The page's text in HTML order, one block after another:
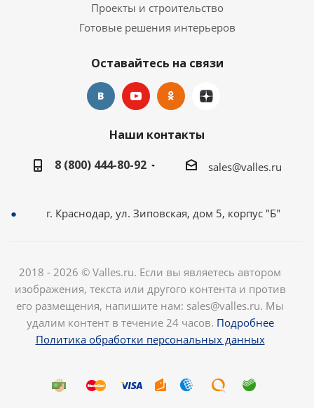
Проекты и строительство
Готовые решения интерьеров
Оставайтесь на связи
Наши контакты
8 (800) 444-80-92
sales@valles.ru
г. Краснодар, ул. Зиповская, дом 5, корпус "Б"
2018 - 2026 © Valles.ru. Если вы являетесь автором
изображения, текста или другого контента и против
его размещения, напишите нам: sales@valles.ru. Мы
удалим контент в течение 24 часов. Подробнее
Политика обработки персональных данных